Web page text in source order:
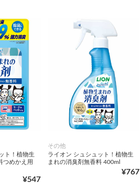
ト！植物生
つめかえ用
¥547
その他
ライオン シュシュット！植物生
まれの消臭剤無香料 400ml
¥767